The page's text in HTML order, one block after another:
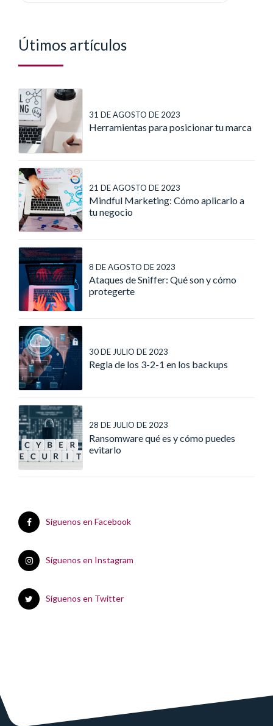
Útimos artículos
31 DE AGOSTO DE 2023
Herramientas para posicionar tu marca
21 DE AGOSTO DE 2023
Mindful Marketing: Cómo aplicarlo a
tu negocio
8 DE AGOSTO DE 2023
Ataques de Sniffer: Qué son y cómo
protegerte
30 DE JULIO DE 2023
Regla de los 3-2-1 en los backups
28 DE JULIO DE 2023
Ransomware qué es y cómo puedes
evitarlo
Síguenos en Facebook
Síguenos en Instagram
Síguenos en Twitter